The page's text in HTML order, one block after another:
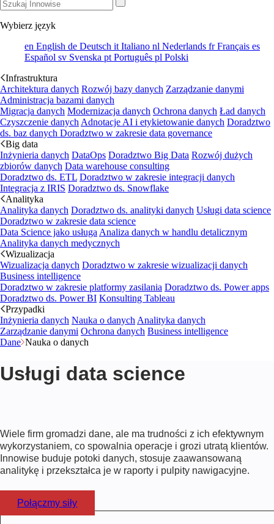
Wybierz język
en English de Deutsch it Italiano nl Nederlands frFrançais es
Español sv Svenska pt Português pl Polski
Infrastruktura
Architektura danych Rozwój bazy danych Zarządzanie danymi
Administracja bazami danych
Migracja danych Modernizacja danych Ochrona danych Ład danych
Czyszczenie danych Adnotacje AI i etykietowanie danych Doradztwo
ds. baz danych Doradztwo w zakresie data governance
Big data
Inżynieria danych DataOps Doradztwo Big Data Rozwój dużych
zbiorów danych Data warehouse consulting
Doradztwo ds. ETL Doradztwo w zakresie integracji danych
Integracja z IRIS Doradztwo ds. Snowflake
Analityka
Analityka danych Doradztwo ds. analityki danych Usługi data science
Doradztwo w zakresie data science
Data Science jako usługa Analiza danych w handlu detalicznym
Analityka danych medycznych
Wizualizacja
Wizualizacja danych Doradztwo w zakresie wizualizacji danych
Business intelligence
Doradztwo w zakresie platformy zasilania Doradztwo ds. Power apps
Doradztwo ds. Power BI Konsulting Tableau
Przypadki
Inżynieria danych Nauka o danych Analityka danych
Zarządzanie danymi Ochrona danych Business intelligence
Dane Nauka o danych
Usługi data science
Wiele firm gromadzi dane, ale ma trudności z ich efektywnym
wykorzystaniem, co spowalnia operacje i grozi utratą klientów.
Innowise buduje potoki danych, stosuje zaawansowaną
analitykę i przekształca je w raporty i pulpity nawigacyjne.
Połączmy siły